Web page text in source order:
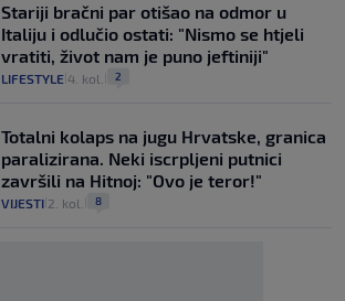
Stariji bračni par otišao na odmor u
Italiju i odlučio ostati: "Nismo se htjeli
vratiti, život nam je puno jeftiniji"
LIFESTYLE 4. kol. 2
Totalni kolaps na jugu Hrvatske, granica
paralizirana. Neki iscrpljeni putnici
završili na Hitnoj: "Ovo je teror!"
VIJESTI 2. kol. 8